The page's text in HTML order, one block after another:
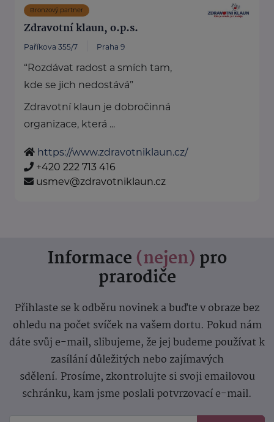
Bronzový partner
Zdravotní klaun, o.p.s.
Paříkova 355/7 Praha 9
“Rozdávat radost a smích tam,
kde se jich nedostává”
Zdravotní klaun je dobročinná
organizace, která ...
https://www.zdravotniklaun.cz/
+420 222 713 416
usmev@zdravotniklaun.cz
Informace (nejen) pro
prarodiče
Přihlaste se k odběru novinek a buďte v obraze bez
ohledu na počet svíček na vašem dortu. Pokud nám
dáte svůj e-mail, slibujeme, že jej budeme používat k
zasílání důležitých nebo zajímavých
sdělení. Prosíme, zkontrolujte si svoji emailovou
schránku, kam jsme poslali potvrzovací e-mail.